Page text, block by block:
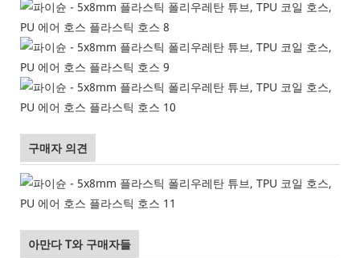
구매자 의견
아만다 T와 구매자들